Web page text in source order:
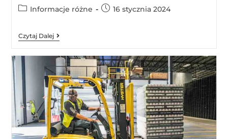
Informacje różne 16 stycznia 2024
Czytaj Dalej